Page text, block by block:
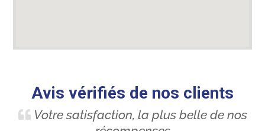
Avis vérifiés de nos clients
Votre satisfaction, la plus belle de nos